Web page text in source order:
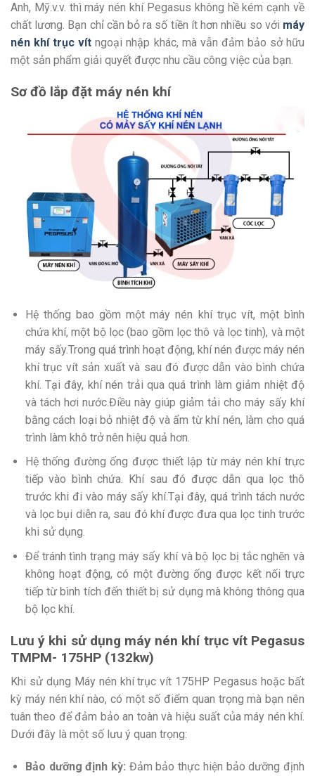
Anh, Mỹ.v.v. thì máy nén khí Pegasus không hề kém cạnh về
chất lương. Bạn chỉ cần bỏ ra số tiền ít hơn nhiều so với máy
nén khí trục vítngoại nhập khác, mà vẫn đảm bảo sở hữu
một sản phẩm giải quyết được nhu cầu công việc của bạn.
Sơ đồ lắp đặt máy nén khí
Hệ thống bao gồm một máy nén khí trục vít, một bình
chứa khí, một bộ lọc (bao gồm lọc thô và lọc tinh), và một
máy sấy.Trong quá trình hoạt động, khí nén được máy nén
khí trục vít sản xuất và sau đó được dẫn vào bình chứa
khí. Tại đây, khí nén trải qua quá trình làm giảm nhiệt độ
và tách hơi nước.Điều này giúp giảm tải cho máy sấy khí
bằng cách loại bỏ nhiệt độ và ẩm từ khí nén, làm cho quá
trình làm khô trở nên hiệu quả hơn.
Hệ thống đường ống được thiết lập từ máy nén khí trực
tiếp vào bình chứa. Khí sau đó được dẫn qua lọc thô
trước khi đi vào máy sấy khí.Tại đây, quá trình tách nước
và lọc bụi diễn ra, sau đó khí được đưa qua lọc tinh trước
khi sử dụng.
Để tránh tình trạng máy sấy khí và bộ lọc bị tắc nghẽn và
không hoạt động, có một đường ống được kết nối trực
tiếp từ bình tích đến thiết bị sử dụng mà không thông qua
bộ lọc khí.
Lưu ý khi sử dụng máy nén khí trục vít Pegasus
TMPM- 175HP (132kw)
Khi sử dụng Máy nén khí trục vít 175HP Pegasus hoặc bất
kỳ máy nén khí nào, có một số điểm quan trọng mà bạn nên
tuân theo để đảm bảo an toàn và hiệu suất của máy nén khí.
Dưới đây là một số lưu ý quan trọng:
Bảo dưỡng định kỳ: Đảm bảo thực hiện bảo dưỡng định